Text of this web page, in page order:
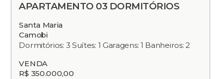
APARTAMENTO 03 DORMITÓRIOS
Santa Maria
Camobi
Dormitórios: 3 Suítes: 1 Garagens: 1 Banheiros: 2
VENDA
R$ 350.000,00